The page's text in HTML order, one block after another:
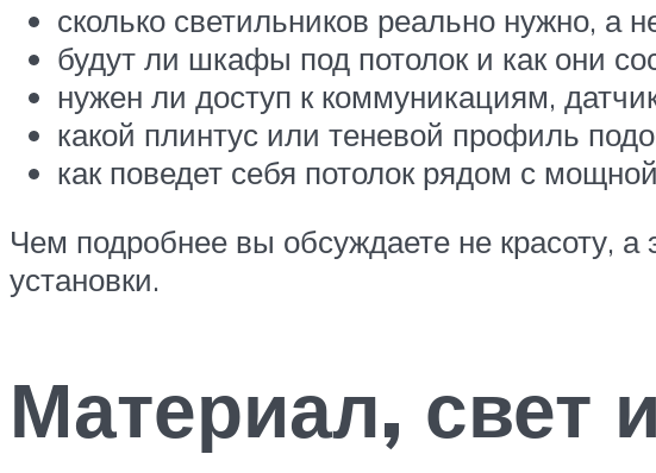
сколько светильников реально нужно, а
будут ли шкафы под потолок и как они
нужен ли доступ к коммуникациям,
какой плинтус или теневой профиль
как поведет себя потолок рядом с
Чем подробнее вы обсуждаете не красоту,
установки.
Материал, свет